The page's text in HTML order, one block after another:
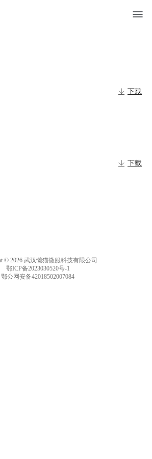
下载
下载
© 2026 武汉懒猫微服科技有限公司
鄂ICP备2023030520号-1
鄂公网安备42018502007084